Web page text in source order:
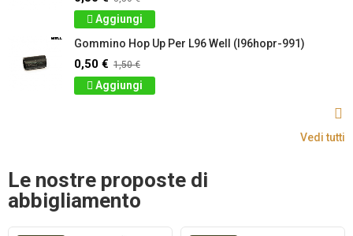
Aggiungi
Gommino Hop Up Per L96 Well (l96hopr-991)
0,50 € 1,50 €
Aggiungi
Vedi tutti
Le nostre proposte di
abbigliamento